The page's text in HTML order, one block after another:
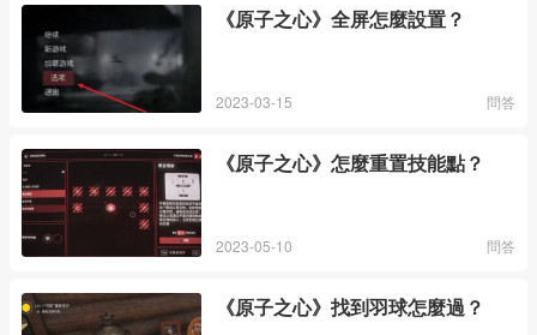
《原子之心》全屏怎麼設置？
2023-03-15 問答
《原子之心》怎麼重置技能點？
2023-05-10 問答
《原子之心》找到羽球怎麼過？